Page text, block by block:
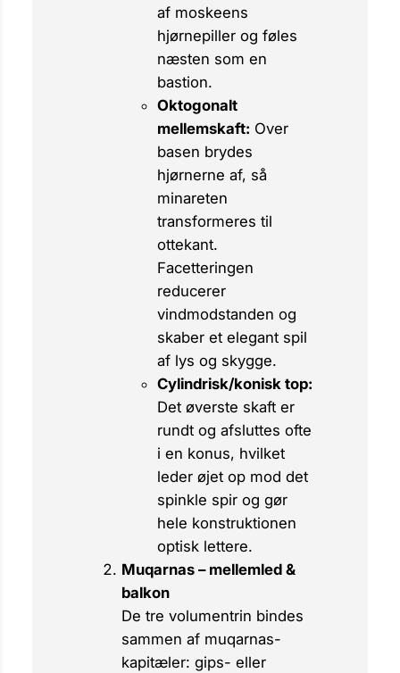
af moskeens
hjørnepiller og føles
næsten som en
bastion.
Oktogonalt
mellemskaft: Over
basen brydes
hjørnerne af, så
minareten
transformeres til
ottekant.
Facetteringen
reducerer
vindmodstanden og
skaber et elegant spil
af lys og skygge.
Cylindrisk/konisk top:
Det øverste skaft er
rundt og afsluttes ofte
i en konus, hvilket
leder øjet op mod det
spinkle spir og gør
hele konstruktionen
optisk lettere.
Muqarnas – mellemled &
balkon
De tre volumentrin bindes
sammen af muqarnas-
kapitæler: gips- eller